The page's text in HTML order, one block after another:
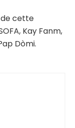
de cette
Kay Fanm,
Dòmi.